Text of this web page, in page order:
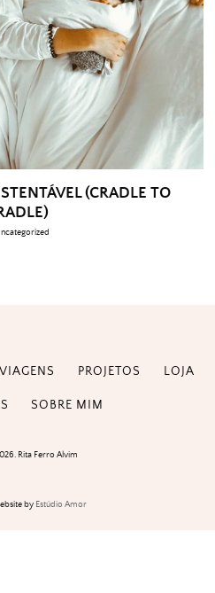
(CRADLE TO
VIAGENS PROJETOS LOJA
SOBRE MIM
Rita Ferro Alvim
by Estúdio Amor